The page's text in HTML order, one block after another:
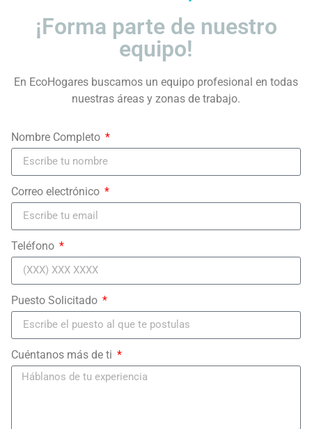
¡Forma parte de nuestro
equipo!
En EcoHogares buscamos un equipo profesional en todas
nuestras áreas y zonas de trabajo.
Nombre Completo
Correo electrónico
Teléfono
Puesto Solicitado
Cuéntanos más de ti